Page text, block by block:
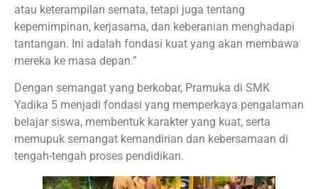
atau keterampilan semata, tetapi juga tentang
kepemimpinan, kerjasama, dan keberanian menghadapi
tantangan. Ini adalah fondasi kuat yang akan membawa
mereka ke masa depan.”
Dengan semangat yang berkobar, Pramuka di SMK
Yadika 5 menjadi fondasi yang memperkaya pengalaman
belajar siswa, membentuk karakter yang kuat, serta
memupuk semangat kemandirian dan kebersamaan di
tengah-tengah proses pendidikan.